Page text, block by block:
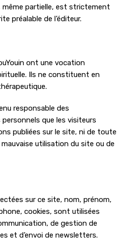
partielle, est strictement
préalable de l’éditeur.
ont une vocation
Ils ne constituent en
responsable des
que les visiteurs
publiées sur le site, ni de toute
utilisation du site ou de
sur ce site, nom, prénom,
cookies, sont utilisées
de gestion de
et d’envoi de newsletters.